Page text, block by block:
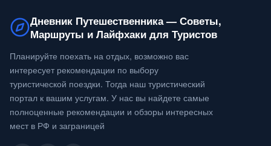
Дневник Путешественника — Советы,
Маршруты и Лайфхаки для Туристов
Планируйте поехать на отдых, возможно вас
интересует рекомендации по выбору
туристической поездки. Тогда наш туристический
портал к вашим услугам. У нас вы найдете самые
полноценные рекомендации и обзоры интересных
мест в РФ и заграницей